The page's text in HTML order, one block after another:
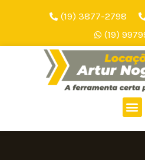
(19) 3877-2798
(19)